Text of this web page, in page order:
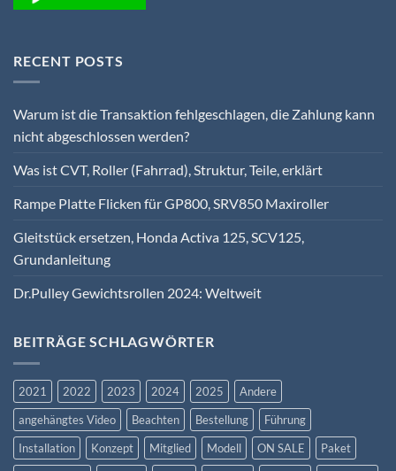
RECENT POSTS
Warum ist die Transaktion fehlgeschlagen, die Zahlung kann
nicht abgeschlossen werden?
Was ist CVT, Roller (Fahrrad), Struktur, Teile, erklärt
Rampe Platte Flicken für GP800, SRV850 Maxiroller
Gleitstück ersetzen, Honda Activa 125, SCV125,
Grundanleitung
Dr.Pulley Gewichtsrollen 2024: Weltweit
BEITRÄGE SCHLAGWÖRTER
2021 2022 2023 2024 2025
Andere
angehängtes Video
Beachten Bestellung
Führung
Installation
Konzept Mitglied Modell ON SALE
Paket